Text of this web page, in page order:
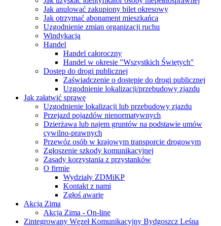
Jak anulować zakupiony bilet okresowy
Jak otrzymać abonament mieszkańca
Uzgodnienie zmian organizacji ruchu
Windykacja
Handel
Handel całoroczny
Handel w okresie "Wszystkich Świętych"
Dostęp do drogi publicznej
Zaświadczenie o dostępie do drogi publicznej
Uzgodnienie lokalizacji/przebudowy zjazdu
Jak załatwić sprawę
Uzgodnienie lokalizacji lub przebudowy zjazdu
Przejazd pojazdów nienormatywnych
Dzierżawa lub najem gruntów na podstawie umów
cywilno-prawnych
Przewóz osób w krajowym transporcie drogowym
Zgłoszenie szkody komunikacyjnej
Zasady korzystania z przystanków
O firmie
Wydziały ZDMiKP
Kontakt z nami
Zgłoś awarię
Akcja Zima
Akcja Zima - On-line
Zintegrowany Węzeł Komunikacyjny Bydgoszcz Leśna